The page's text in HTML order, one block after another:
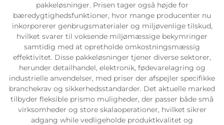
pakkeløsninger. Prisen tager også højde for
bæredygtighedsfunktioner, hvor mange producenter nu
inkorporerer genbrugsmaterialer og miljøvenlige tilskud,
hvilket svarer til voksende miljømæssige bekymringer
samtidig med at opretholde omkostningsmæssig
effektivitet. Disse pakkeløsninger tjener diverse sektorer,
herunder detailhandel, elektronik, fødevarelagring og
industrielle anvendelser, med priser der afspejler specifikke
branchekrav og sikkerhedsstandarder. Det aktuelle marked
tilbyder fleksible prismo muligheder, der passer både små
virksomheder og store skalaoperationer, hvilket sikrer
adgang while vedligeholde produktkvalitet og